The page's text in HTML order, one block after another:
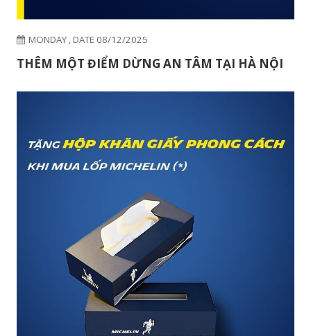
MONDAY , DATE 08/12/2025
THÊM MỘT ĐIỂM DỪNG AN TÂM TẠI HÀ NỘI